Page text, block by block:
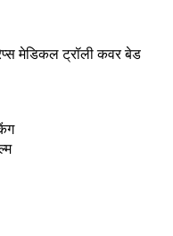
मेडिकल ट्रॉली कवर बेड